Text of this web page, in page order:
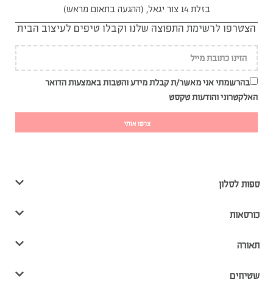
בזלת 14 צור יגאל, (ההגעה בתאום מראש)
הצטרפו לרשימת התפוצה שלנו וקבלו טיפים לעיצוב הבית
בהרשמתי אני מאשר/ת קבלת מידע והטבות באמצעות הדואר
האלקטרוני והודעות טקסט
צרפו אותי
ספות לסלון
כורסאות
תאורה
שטיחים